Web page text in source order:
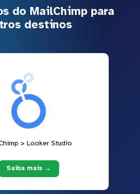
do MailChimp para
destinos
> Looker Studio
Saiba mais →